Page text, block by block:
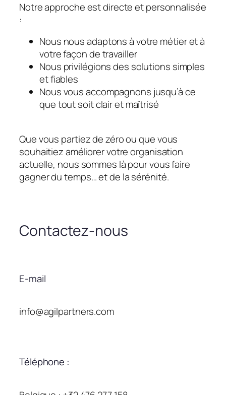
Notre approche est directe et personnalisée
:
Nous nous adaptons à votre métier et à
votre façon de travailler
Nous privilégions des solutions simples
et fiables
Nous vous accompagnons jusqu’à ce
que tout soit clair et maîtrisé
Que vous partiez de zéro ou que vous
souhaitiez améliorer votre organisation
actuelle, nous sommes là pour vous faire
gagner du temps… et de la sérénité.
Contactez-nous
E-mail
info@agilpartners.com
Téléphone :